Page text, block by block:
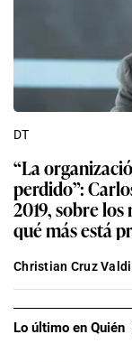
DT
“La
perdido”:
2019, sobre
qué más está
Christian Cruz
Lo último en Quién